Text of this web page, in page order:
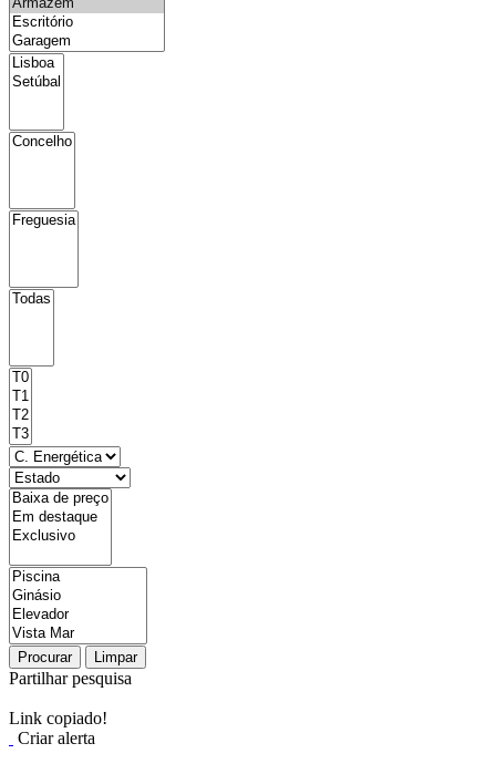
Procurar Limpar
Partilhar pesquisa
Link copiado!
Criar alerta